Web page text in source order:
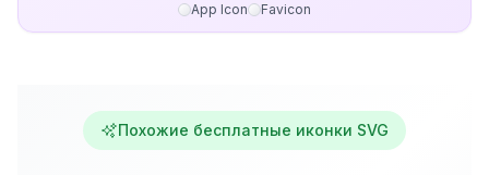
App Icon Favicon
Похожие бесплатные иконки SVG